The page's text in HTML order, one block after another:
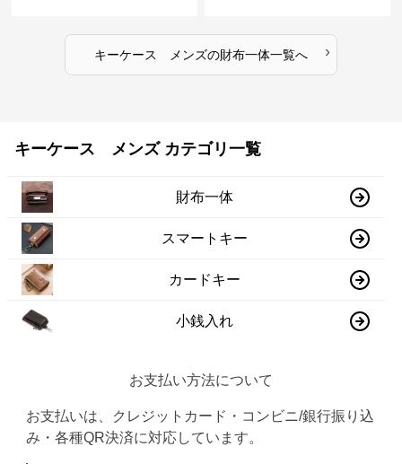
キーケース メンズの財布一体一覧へ ›
キーケース メンズ カテゴリ一覧
財布一体
スマートキー
カードキー
小銭入れ
お支払い方法について
お支払いは、クレジットカード・コンビニ/銀行振り込
み・各種QR決済に対応しています。